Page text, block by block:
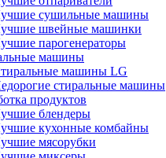
сушильные машины
швейные машинки
парогенераторы
машины
машины LG
стиральные машины
продуктов
блендеры
кухонные комбайны
мясорубки